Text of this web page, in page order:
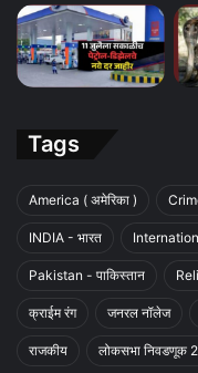
Tags
America ( अमेरिका )
INDIA - भारत
Pakistan - पाकिस्तान
क्राईम रंग जनरल नॉलेज
राजकीय लोकसभा निवडणूक